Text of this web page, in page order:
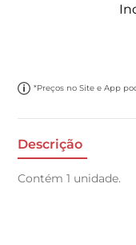
*Preços no Site e App
Descrição
Contém 1 unidade.